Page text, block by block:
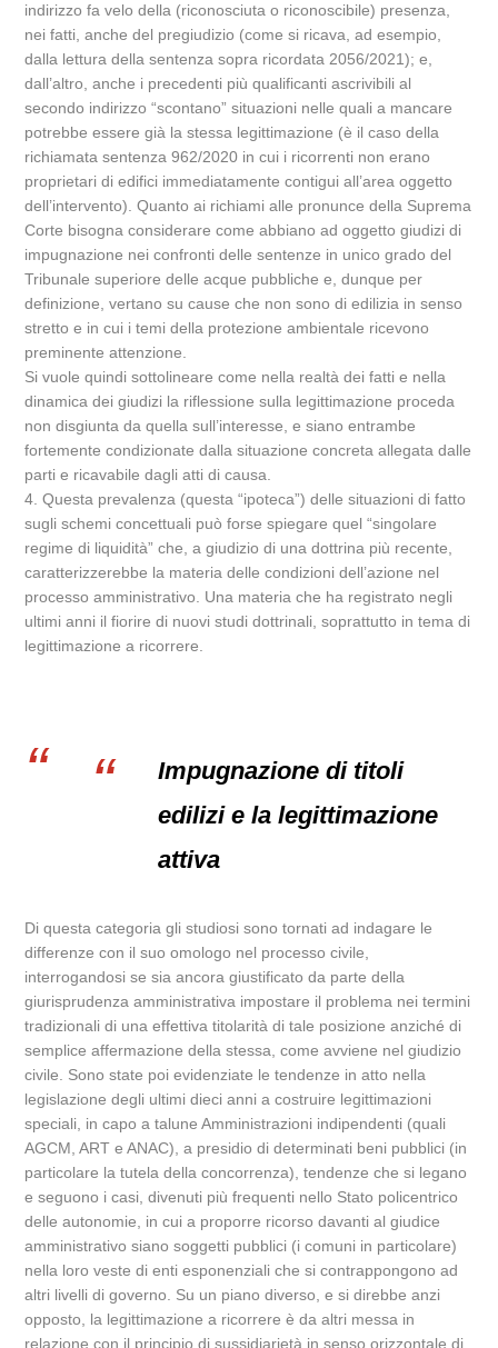
indirizzo fa velo della (riconosciuta o riconoscibile) presenza,
nei fatti, anche del pregiudizio (come si ricava, ad esempio,
dalla lettura della sentenza sopra ricordata 2056/2021); e,
dall’altro, anche i precedenti più qualificanti ascrivibili al
secondo indirizzo “scontano” situazioni nelle quali a mancare
potrebbe essere già la stessa legittimazione (è il caso della
richiamata sentenza 962/2020 in cui i ricorrenti non erano
proprietari di edifici immediatamente contigui all’area oggetto
dell’intervento). Quanto ai richiami alle pronunce della Suprema
Corte bisogna considerare come abbiano ad oggetto giudizi di
impugnazione nei confronti delle sentenze in unico grado del
Tribunale superiore delle acque pubbliche e, dunque per
definizione, vertano su cause che non sono di edilizia in senso
stretto e in cui i temi della protezione ambientale ricevono
preminente attenzione.
Si vuole quindi sottolineare come nella realtà dei fatti e nella
dinamica dei giudizi la riflessione sulla legittimazione proceda
non disgiunta da quella sull’interesse, e siano entrambe
fortemente condizionate dalla situazione concreta allegata dalle
parti e ricavabile dagli atti di causa.
4. Questa prevalenza (questa “ipoteca”) delle situazioni di fatto
sugli schemi concettuali può forse spiegare quel “singolare
regime di liquidità” che, a giudizio di una dottrina più recente,
caratterizzerebbe la materia delle condizioni dell’azione nel
processo amministrativo. Una materia che ha registrato negli
ultimi anni il fiorire di nuovi studi dottrinali, soprattutto in tema di
legittimazione a ricorrere.
Impugnazione di titoli
edilizi e la legittimazione
attiva
Di questa categoria gli studiosi sono tornati ad indagare le
differenze con il suo omologo nel processo civile,
interrogandosi se sia ancora giustificato da parte della
giurisprudenza amministrativa impostare il problema nei termini
tradizionali di una effettiva titolarità di tale posizione anziché di
semplice affermazione della stessa, come avviene nel giudizio
civile. Sono state poi evidenziate le tendenze in atto nella
legislazione degli ultimi dieci anni a costruire legittimazioni
speciali, in capo a talune Amministrazioni indipendenti (quali
AGCM, ART e ANAC), a presidio di determinati beni pubblici (in
particolare la tutela della concorrenza), tendenze che si legano
e seguono i casi, divenuti più frequenti nello Stato policentrico
delle autonomie, in cui a proporre ricorso davanti al giudice
amministrativo siano soggetti pubblici (i comuni in particolare)
nella loro veste di enti esponenziali che si contrappongono ad
altri livelli di governo. Su un piano diverso, e si direbbe anzi
opposto, la legittimazione a ricorrere è da altri messa in
relazione con il principio di sussidiarietà in senso orizzontale di